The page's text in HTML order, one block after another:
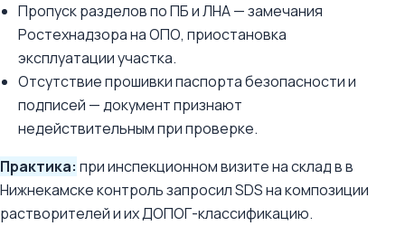
Пропуск разделов по ПБ и ЛНА — замечания
Ростехнадзора на ОПО, приостановка
эксплуатации участка.
Отсутствие прошивки паспорта безопасности и
подписей — документ признают
недействительным при проверке.
Практика: при инспекционном визите на склад в в
Нижнекамске контроль запросил SDS на композиции
растворителей и их ДОПОГ-классификацию.